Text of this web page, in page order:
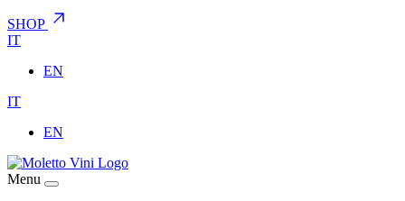
SHOP
IT
EN
IT
EN
Menu